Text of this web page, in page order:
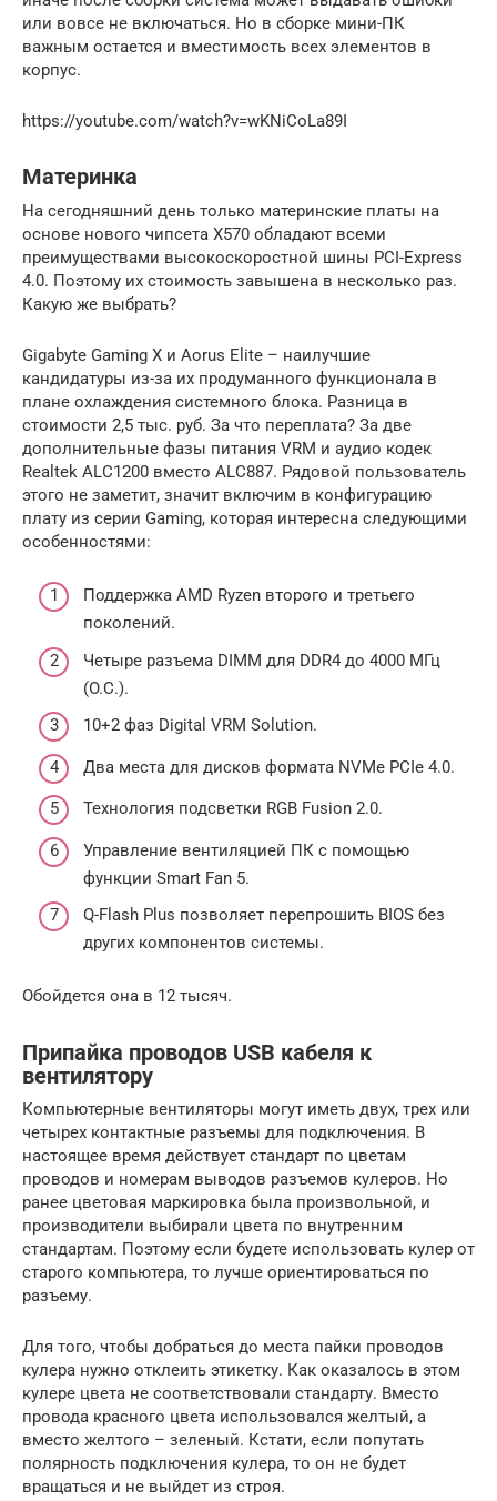
или вовсе не включаться. Но в сборке мини-ПК
важным остается и вместимость всех элементов в
корпус.
https://youtube.com/watch?v=wKNiCoLa89I
Материнка
На сегодняшний день только материнские платы на
основе нового чипсета X570 обладают всеми
преимуществами высокоскоростной шины PCI-Express
4.0. Поэтому их стоимость завышена в несколько раз.
Какую же выбрать?
Gigabyte Gaming X и Aorus Elite – наилучшие
кандидатуры из-за их продуманного функционала в
плане охлаждения системного блока. Разница в
стоимости 2,5 тыс. руб. За что переплата? За две
дополнительные фазы питания VRM и аудио кодек
Realtek ALC1200 вместо ALC887. Рядовой пользователь
этого не заметит, значит включим в конфигурацию
плату из серии Gaming, которая интересна следующими
особенностями:
Поддержка AMD Ryzen второго и третьего
поколений.
Четыре разъема DIMM для DDR4 до 4000 МГц
(O.C.).
10+2 фаз Digital VRM Solution.
Два места для дисков формата NVMe PCIe 4.0.
Технология подсветки RGB Fusion 2.0.
Управление вентиляцией ПК с помощью
функции Smart Fan 5.
Q-Flash Plus позволяет перепрошить BIOS без
других компонентов системы.
Обойдется она в 12 тысяч.
Припайка проводов USB кабеля к
вентилятору
Компьютерные вентиляторы могут иметь двух, трех или
четырех контактные разъемы для подключения. В
настоящее время действует стандарт по цветам
проводов и номерам выводов разъемов кулеров. Но
ранее цветовая маркировка была произвольной, и
производители выбирали цвета по внутренним
стандартам. Поэтому если будете использовать кулер от
старого компьютера, то лучше ориентироваться по
разъему.
Для того, чтобы добраться до места пайки проводов
кулера нужно отклеить этикетку. Как оказалось в этом
кулере цвета не соответствовали стандарту. Вместо
провода красного цвета использовался желтый, а
вместо желтого – зеленый. Кстати, если попутать
полярность подключения кулера, то он не будет
вращаться и не выйдет из строя.